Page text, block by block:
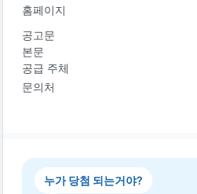
홈페이지
공고문
본문
공급 주체
문의처
누가 당첨 되는거야?